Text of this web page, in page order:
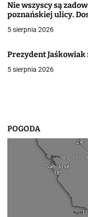
a
w
i
Nie wszyscy są
poznańskiej ulicy.
5 sierpnia 2026
Prezydent Jaśkowiak
5 sierpnia 2026
POGODA